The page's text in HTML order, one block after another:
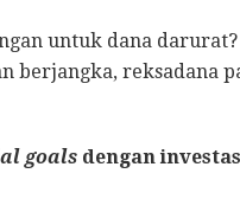
untuk dana
berjangka, reksadana
goals dengan